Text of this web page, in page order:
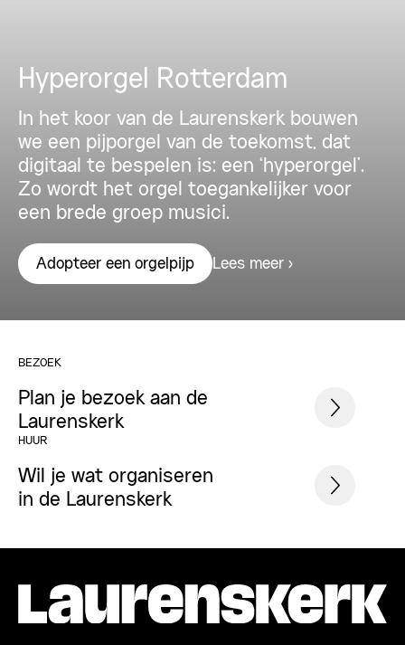
Hyperorgel Rotterdam
In het koor van de Laurenskerk bouwen
we een pijporgel van de toekomst, dat
digitaal te bespelen is: een ‘hyperorgel’.
Zo wordt het orgel toegankelijker voor
een brede groep musici.
Adopteer een orgelpijp Lees meer
BEZOEK
Plan je bezoek aan de
Laurenskerk
HUUR
Wil je wat organiseren
in de Laurenskerk